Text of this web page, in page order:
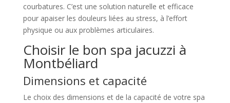
courbatures. C’est une solution naturelle et efficace
pour apaiser les douleurs liées au stress, à l’effort
physique ou aux problèmes articulaires.
Choisir le bon spa jacuzzi à
Montbéliard
Dimensions et capacité
Le choix des dimensions et de la capacité de votre spa